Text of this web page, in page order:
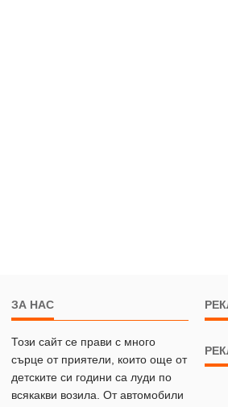
ЗА НАС
Този сайт се прави с много
сърце от приятели, които още от
детските си години са луди по
всякакви возила. От автомобили